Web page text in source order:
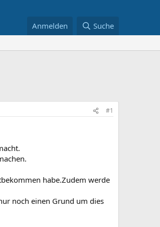
Anmelden Suche
#1
habe.Zudem werde
noch einen Grund um dies